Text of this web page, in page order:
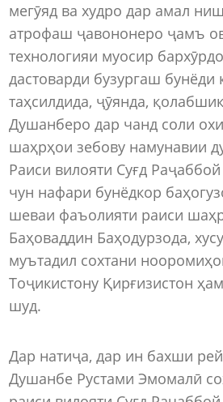
мегӯяд ва худро дар амал
атрофаш ҷавононеро ҷамъ
технологияи муосир
дастоварди бузургаш бунёди
таҳсилдида, ҷӯянда,
Душанберо дар чанд соли
шаҳрҳои зебову намунавии
Раиси вилояти Суғд
чун нафари бунёдкор
шеваи фаъолияти раиси
Баҳоваддин Баҳодурзода,
муътадил сохтани
Тоҷикистону Қирғизистон
шуд.
Дар натиҷа, дар ин бахши
Душанбе Рустами Эмомалӣ